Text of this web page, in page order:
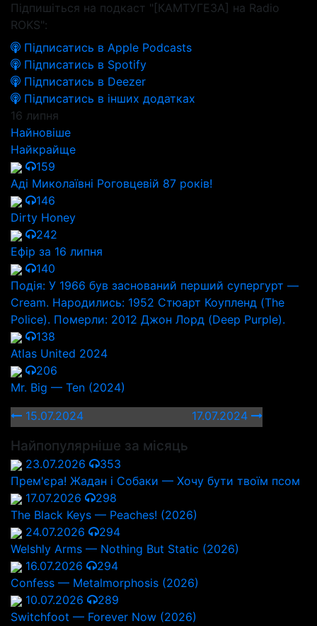
Підпишіться на подкаст "[КАМТУГЕЗА] на Radio
ROKS":
Підписатись в Apple Podcasts
Підписатись в Spotify
Підписатись в Deezer
Підписатись в інших додатках
16 липня
Найновіше
Найкрайще
159
Аді Миколаївні Роговцевій 87 років!
146
Dirty Honey
242
Ефір за 16 липня
140
Подія: У 1966 був заснований перший супергурт —
Cream. Народились: 1952 Стюарт Коупленд (The
Police). Померли: 2012 Джон Лорд (Deep Purple).
138
Atlas United 2024
206
Mr. Big — Ten (2024)
15.07.2024
17.07.2024
Найпопулярніше за місяць
23.07.2026
353
Прем'єра! Жадан і Собаки — Хочу бути твоїм псом
17.07.2026
298
The Black Keys — Peaches! (2026)
24.07.2026
294
Welshly Arms — Nothing But Static (2026)
16.07.2026
294
Confess — Metalmorphosis (2026)
10.07.2026
289
Switchfoot — Forever Now (2026)